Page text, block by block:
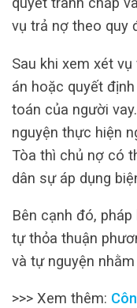
vụ trả nợ theo quy
Sau khi xem xét
án hoặc quyết
toán của người
nguyện thực hiện
Tòa thì chủ nợ có
dân sự áp dụng
Bên cạnh đó,
tự thỏa thuận
và tự nguyện
>>> Xem thêm: